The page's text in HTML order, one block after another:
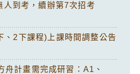
人到考，續辦第7次招考
、2下課程)上課時間調整公告
舟計畫需完成研習：A1、